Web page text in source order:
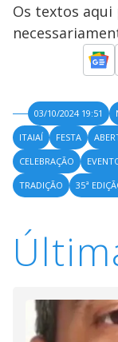
Os textos
03/10/2024 19:51
ITAIAÍ
FESTA
CELEBRAÇÃO
TRADIÇÃO
35ª